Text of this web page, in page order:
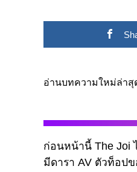
อ่านบทความใหม่ล่าสุ
ก่อนหน้านี้ The Joi
มีดารา AV ตัวท็อป